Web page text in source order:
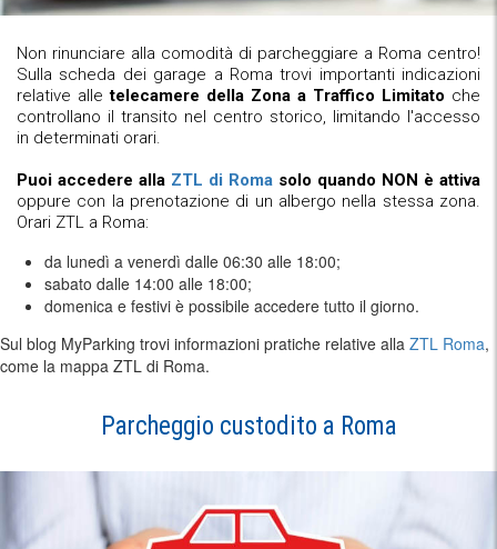
Non rinunciare alla comodità di parcheggiare a Roma centro!
Sulla scheda dei garage a Roma trovi importanti indicazioni
relative alletelecamere della Zona a Traffico Limitato che
controllano il transito nel centro storico, limitando l'accesso
in determinati orari.
Puoi accedere alla ZTL di Roma solo quando NON è attiva
oppure con la prenotazione di un albergo nella stessa zona.
Orari ZTL a Roma:
da lunedì a venerdì dalle 06:30 alle 18:00;
sabato dalle 14:00 alle 18:00;
domenica e festivi è possibile accedere tutto il giorno.
Sul blog MyParking trovi informazioni pratiche relative alla ZTL Roma,
come la mappa ZTL di Roma.
Parcheggio custodito a Roma